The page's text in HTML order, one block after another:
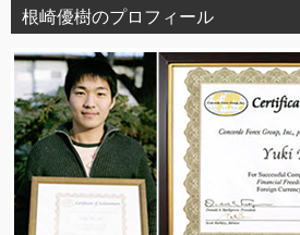
根崎優樹のプロフィール